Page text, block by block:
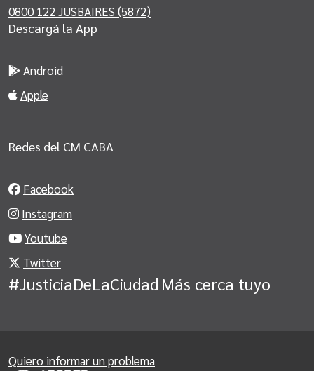
0800 122 JUSBAIRES (5872)
Descargá la App
Android
Apple
Redes del CM CABA
Facebook
Instagram
Youtube
Twitter
#JusticiaDeLaCiudad Más cerca tuyo
Quiero informar un problema